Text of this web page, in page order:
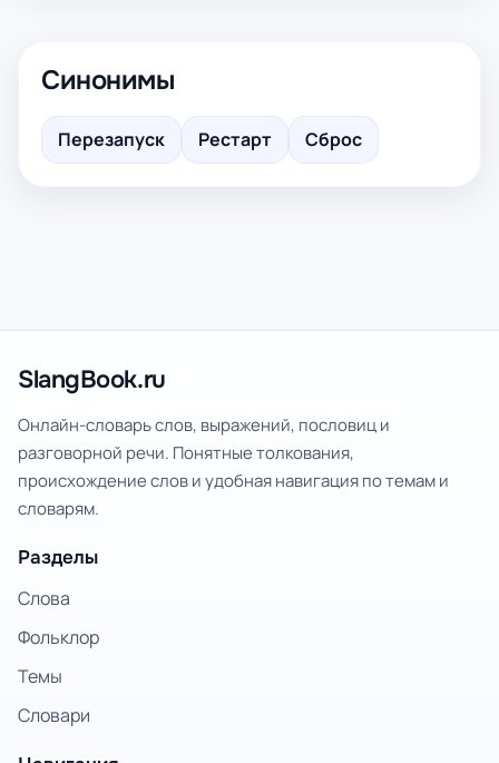
Синонимы
Перезапуск Рестарт Сброс
SlangBook.ru
Онлайн-словарь слов, выражений, пословиц и
разговорной речи. Понятные толкования,
происхождение слов и удобная навигация по темам и
словарям.
Разделы
Слова
Фольклор
Темы
Словари